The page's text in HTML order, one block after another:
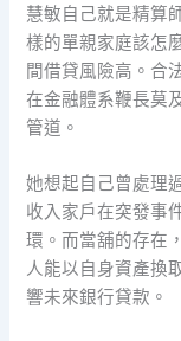
慧敏自己就是精算
樣的單親家庭該怎
間借貸風險高。
在金融體系鞭長莫
管道。
她想起自己曾處理
收入家戶在突發事
環。而當舖的存在
人能以自身資產換
響未來銀行貸款。